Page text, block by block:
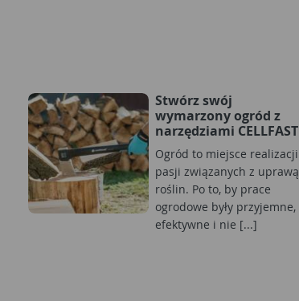
Stwórz swój
wymarzony ogród z
narzędziami CELLFAST
Ogród to miejsce realizacji
pasji związanych z uprawą
roślin. Po to, by prace
ogrodowe były przyjemne,
efektywne i nie [...]